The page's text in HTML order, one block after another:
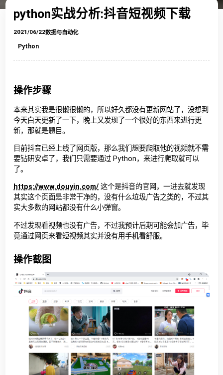
python实战分析:抖音短视频下载
2021/06/22数据与自动化
Python
操作步骤
本来其实我是很懒很懒的，所以好久都没有更新网站了，没想到
今天白天更新了一下，晚上又发现了一个很好的东西来进行更
新，那就是题目。
目前抖音已经上线了网页版，那么我们想要爬取他的视频就不需
要钻研安卓了，我们只需要通过 Python，来进行爬取就可以
了。
https://www.douyin.com/ 这个是抖音的官网，一进去就发现
其实这个页面是非常干净的，没有什么垃圾广告之类的，不过其
实大多数的网站都没有什么小弹窗。
不过发现看视频也没有广告，不过我预计后期可能会加广告，毕
竟通过网页来看短视频其实并没有用手机看舒服。
操作截图